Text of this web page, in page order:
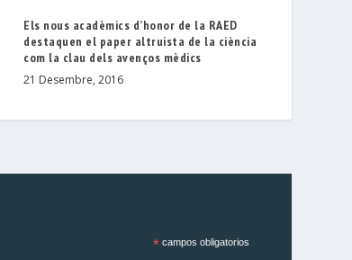
Els nous acadèmics d’honor de la RAED
destaquen el paper altruista de la ciència
com la clau dels avenços mèdics
21 Desembre, 2016
*campos obligatorios